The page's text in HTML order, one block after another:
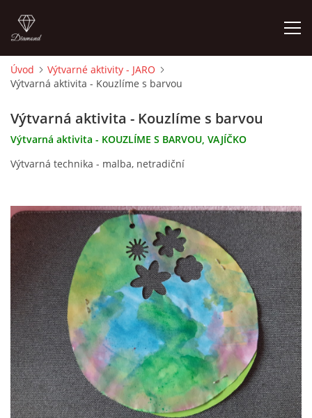
ÚVOD
O MĚ
FOTOALBUM
DĚJINY VÝTVARNÉHO UMĚNÍ
NOVINKY ZE ŠKOLSTVÍ 2025
ROČNÍ PLÁN - INSPIRACE /DLE NOVÉHO RVP PV 2025
VZDĚLÁVACÍ BLOK ZÁŘÍ
VZDĚLÁVACÍ BLOK ŘÍJEN
Úvod
Výtvarné aktivity - JARO
Výtvarná aktivita - Kouzlíme s barvou
Výtvarná aktivita - Kouzlíme s barvou
Výtvarná aktivita - KOUZLÍME S BARVOU, VAJÍČKO
Výtvarná technika - malba, netradiční